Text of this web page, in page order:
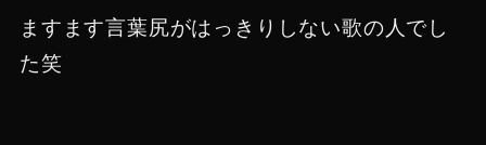
ますます言葉尻がはっきりしない歌の人でし
た笑